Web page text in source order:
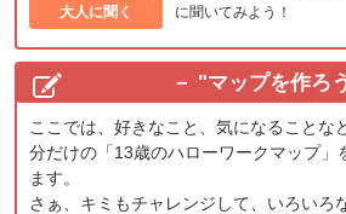
大人に聞く
に聞いてみよう！
"マップを作ろ
ここでは、好きなこと、気になることな
分だけの「13歳のハローワークマップ」
ます。
さぁ、キミもチャレンジして、いろいろ